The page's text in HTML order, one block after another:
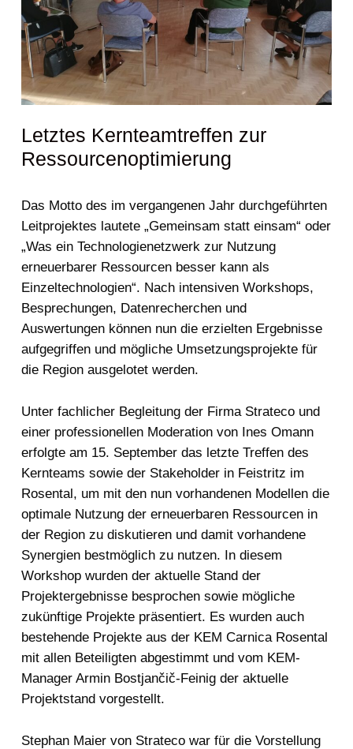
Letztes Kernteamtreffen zur
Ressourcenoptimierung
Das Motto des im vergangenen Jahr durchgeführten
Leitprojektes lautete „Gemeinsam statt einsam“ oder
„Was ein Technologienetzwerk zur Nutzung
erneuerbarer Ressourcen besser kann als
Einzeltechnologien“. Nach intensiven Workshops,
Besprechungen, Datenrecherchen und
Auswertungen können nun die erzielten Ergebnisse
aufgegriffen und mögliche Umsetzungsprojekte für
die Region ausgelotet werden.
Unter fachlicher Begleitung der Firma Strateco und
einer professionellen Moderation von Ines Omann
erfolgte am 15. September das letzte Treffen des
Kernteams sowie der Stakeholder in Feistritz im
Rosental, um mit den nun vorhandenen Modellen die
optimale Nutzung der erneuerbaren Ressourcen in
der Region zu diskutieren und damit vorhandene
Synergien bestmöglich zu nutzen. In diesem
Workshop wurden der aktuelle Stand der
Projektergebnisse besprochen sowie mögliche
zukünftige Projekte präsentiert. Es wurden auch
bestehende Projekte aus der KEM Carnica Rosental
mit allen Beteiligten abgestimmt und vom KEM-
Manager Armin Bostjančič-Feinig der aktuelle
Projektstand vorgestellt.
Stephan Maier von Strateco war für die Vorstellung